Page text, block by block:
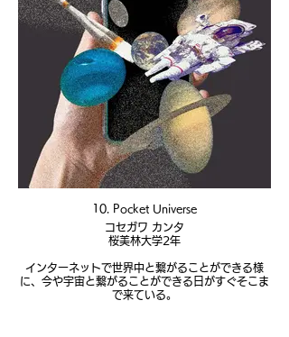
10. Pocket Universe
コセガワ カンタ
桜美林大学2年
インターネットで世界中と繋がることができる様
に、今や宇宙と繋がることができる日がすぐそこま
で来ている。